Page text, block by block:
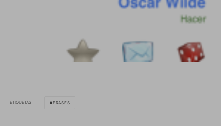
ETIQUETAS FRASES